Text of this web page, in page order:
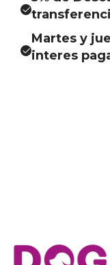
Martes y
interes